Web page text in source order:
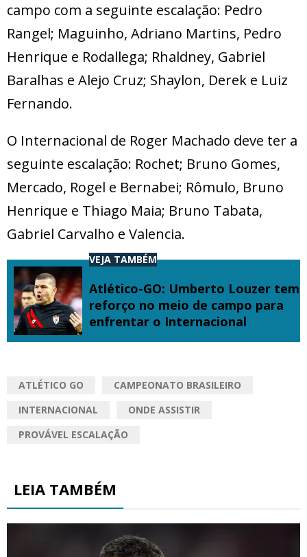
campo com a seguinte escalação: Pedro
Rangel; Maguinho, Adriano Martins, Pedro
Henrique e Rodallega; Rhaldney, Gabriel
Baralhas e Alejo Cruz; Shaylon, Derek e Luiz
Fernando.
O Internacional de Roger Machado deve ter a
seguinte escalação: Rochet; Bruno Gomes,
Mercado, Rogel e Bernabei; Rômulo, Bruno
Henrique e Thiago Maia; Bruno Tabata,
Gabriel Carvalho e Valencia.
VEJA TAMBÉM
Atlético-GO: Umberto Louzer tem
reforço no meio de campo para
enfrentar o Internacional
ATLÉTICO GO
CAMPEONATO BRASILEIRO
INTERNACIONAL
ONDE ASSISTIR
PROVÁVEL ESCALAÇÃO
LEIA TAMBÉM